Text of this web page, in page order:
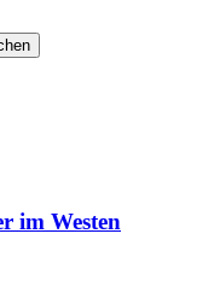
im Westen